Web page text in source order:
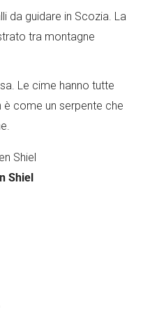
da guidare in Scozia. La
tra montagne
Le cime hanno tutte
come un serpente che
Shiel